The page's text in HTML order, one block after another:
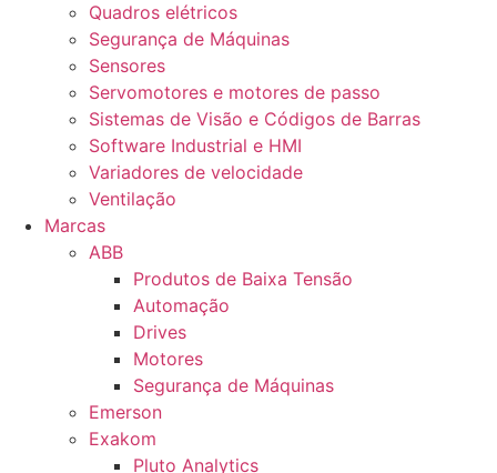
Quadros elétricos
Segurança de Máquinas
Sensores
Servomotores e motores de passo
Sistemas de Visão e Códigos de Barras
Software Industrial e HMI
Variadores de velocidade
Ventilação
Marcas
ABB
Produtos de Baixa Tensão
Automação
Drives
Motores
Segurança de Máquinas
Emerson
Exakom
Pluto Analytics